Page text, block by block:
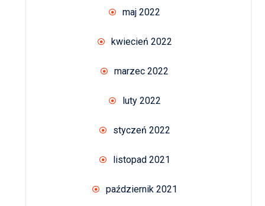
maj 2022
kwiecień 2022
marzec 2022
luty 2022
styczeń 2022
listopad 2021
październik 2021